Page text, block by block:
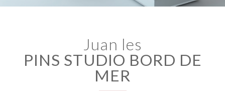
juan les
PINS STUDIO BORD DE
MER